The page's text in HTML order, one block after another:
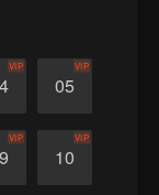
VIP
05
VIP
VIP
10
VIP